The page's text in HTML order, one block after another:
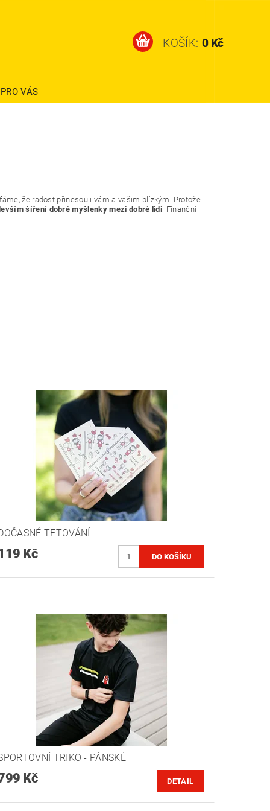
KOŠÍK: 0 Kč
VÁS
že radost přinesou i vám a vašim blízkým. Protože
šíření dobré myšlenky mezi dobré lidi. Finanční
TETOVÁNÍ
Kč
TRIKO - PÁNSKÉ
Kč DETAIL